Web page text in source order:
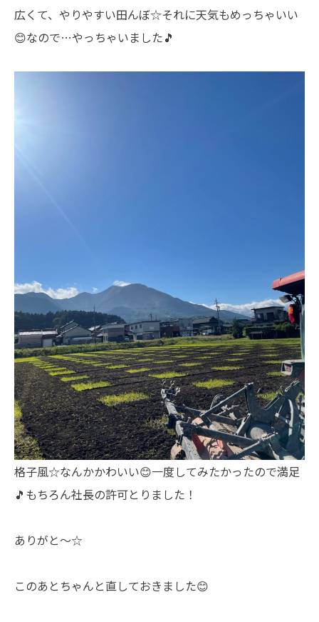
広くて、やりやすい田んぼ☆それに天気もめっちゃいい
😊なので…やっちゃいました🎵
格子風☆なんかかわいい😊一度してみたかったので満足
🎵もちろん社長の許可とりました！
ありがと〜☆
このあとちゃんと直しておきました😊